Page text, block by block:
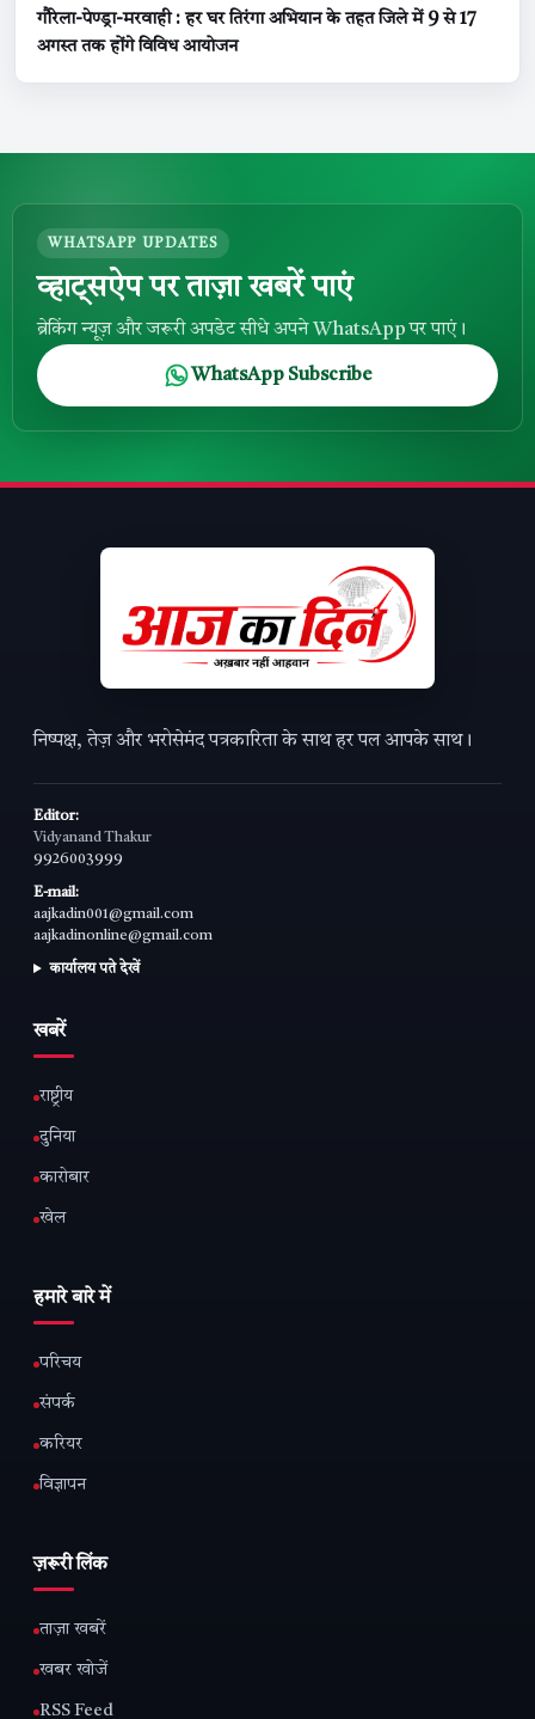
गौरेला-पेण्ड्रा-मरवाही : हर घर तिरंगा अभियान के तहत जिले में 9 से 17
अगस्त तक होंगे विविध आयोजन
WHATSAPP UPDATES
व्हाट्सऐप पर ताज़ा खबरें पाएं
ब्रेकिंग न्यूज़ और जरूरी अपडेट सीधे अपने WhatsApp पर पाएं।
WhatsApp Subscribe
निष्पक्ष, तेज़ और भरोसेमंद पत्रकारिता के साथ हर पल आपके साथ।
Editor:
Vidyanand Thakur
9926003999
E-mail:
aajkadin001@gmail.com
aajkadinonline@gmail.com
कार्यालय पते देखें
खबरें
राष्ट्रीय
दुनिया
कारोबार
खेल
हमारे बारे में
परिचय
संपर्क
करियर
विज्ञापन
ज़रूरी लिंक
ताज़ा खबरें
खबर खोजें
RSS Feed